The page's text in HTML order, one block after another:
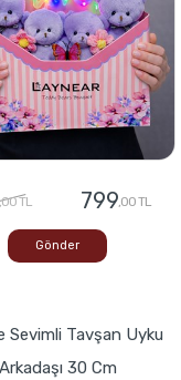
TL 799,00 TL
Gönder
Sevimli Tavşan Uyku
Arkadaşı 30 Cm